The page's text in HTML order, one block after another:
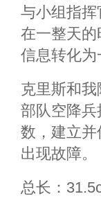
与小组指
在一整天
信息转化为
克里斯和
部队空降
数，建立
出现故障。
总长：